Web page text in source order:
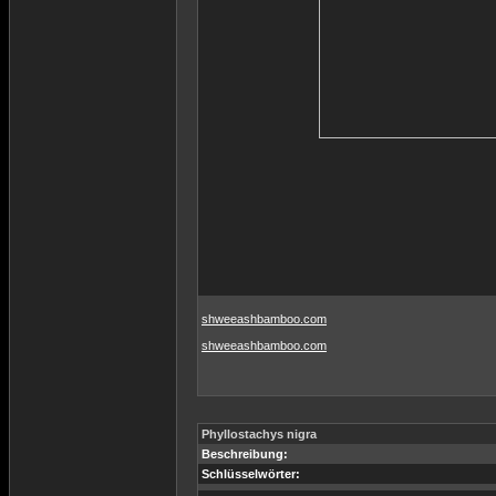
shweeashbamboo.com
shweeashbamboo.com
Phyllostachys nigra
Beschreibung:
Schlüsselwörter: